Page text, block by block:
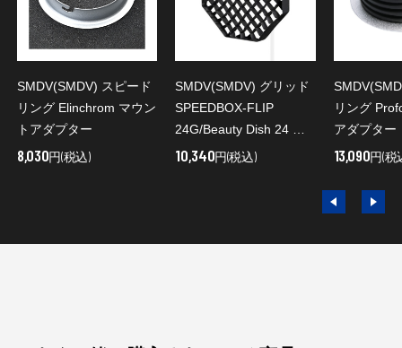
SMDV(SMDV) スピード
リング Elinchrom マウン
トアダプター
8,030円(税込)
SMDV(SMDV) グリッド
SPEEDBOX-FLIP
24G/Beauty Dish 24 ソ
フトボックス 60cm 用
10,340円(税込)
リング
アダプター
13,090円(税